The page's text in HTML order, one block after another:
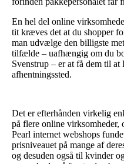
En hel del online
tit kræves det at du shopper
man udvælge den billigste
tilfælde – uafhængig om du
Svenstrup – er at få dem til
afhentningssted.
Det er efterhånden virkelig
på flere online virksomheder,
Pearl internet webshops
prisniveauet på mange af
og desuden også til kvinder